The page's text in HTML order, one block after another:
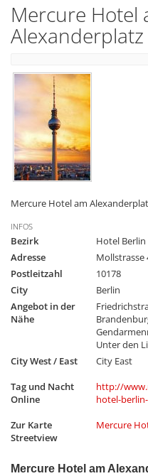
Mercure Hotel
Alexanderplatz
Mercure Hotel am
INFOS
Bezirk
Hotel
Adresse
Mollstrasse
Postleitzahl
10178
City
Berlin
Angebot in der
Nähe
Unter den
City West / East
City East
Tag und Nacht
Online
http://
hotel-
Zur Karte
Streetview
Mercure
Mercure Hotel am